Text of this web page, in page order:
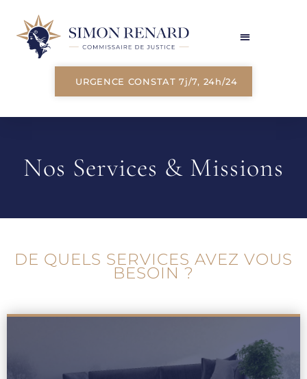
URGENCE CONSTAT 7j/7, 24h/24
Nos Services & Missions
DE QUELS SERVICES AVEZ VOUS
BESOIN ?